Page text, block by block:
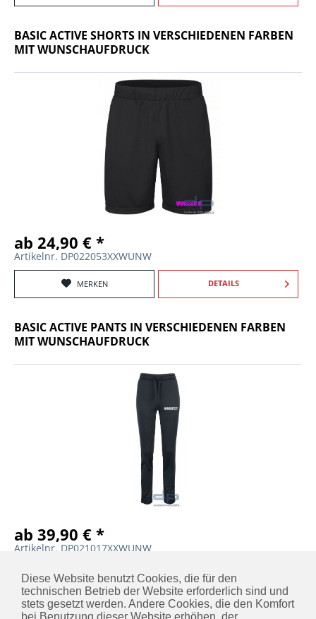
BASIC ACTIVE SHORTS IN VERSCHIEDENEN FARBEN
MIT WUNSCHAUFDRUCK
ab 24,90 € *
Artikelnr. DP022053XXWUNW
MERKEN DETAILS
BASIC ACTIVE PANTS IN VERSCHIEDENEN FARBEN
MIT WUNSCHAUFDRUCK
ab 39,90 € *
Artikelnr. DP021017XXWUNW
MERKEN DETAILS
Diese Website benutzt Cookies, die für den
technischen Betrieb der Website erforderlich sind und
stets gesetzt werden. Andere Cookies, die den Komfort
bei Benutzung dieser Website erhöhen, der